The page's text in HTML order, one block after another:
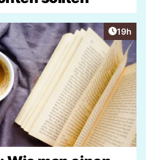
Artikel
19h